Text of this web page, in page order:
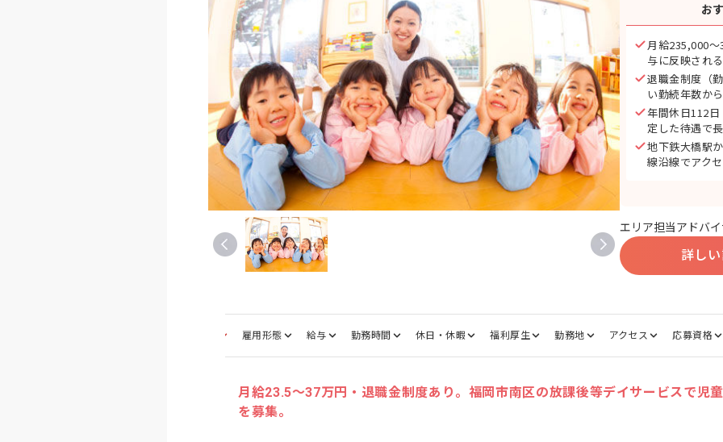
お
月給235,000
与に反映され
退職金制度（
い勤続年数か
年間休日112
定した待遇で
地下鉄大橋駅
線沿線でアク
エリア担当アドバ
詳し
雇用形態 給与 勤務時間 休日・休暇 福利厚生 勤務地 アクセス 応募資格
月給23.5〜37万円・退職金制度あり。福岡市南区の放課後等デイサービスで児
を募集。